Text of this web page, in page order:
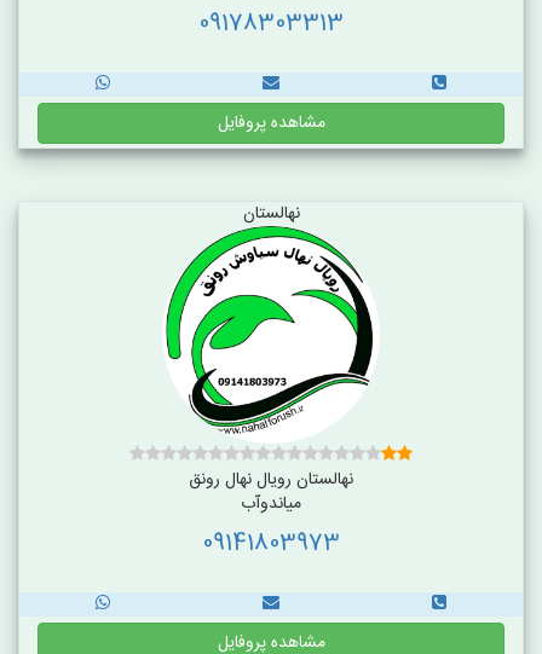
09178303313
مشاهده پروفایل
نهالستان
نهالستان رویال نهال رونق
میاندوآب
09141803973
مشاهده پروفایل